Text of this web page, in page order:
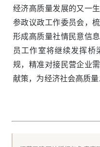
经济高质量发展的又一
参政议政工作委员会，
形成高质量社情民意信
员工作室将继续发挥
规，精准对接民营企业
献策，为经济社会高质量